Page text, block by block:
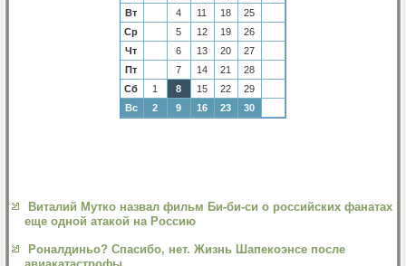
Вт
4 11 18
25
Ср
5 12 19
26
Чт
6 13 20
27
Пт
7 14 21
28
Сб
1 8 15 22
29
Вс
2 9 16 23 30
Виталий Мутко назвал фильм Би-би-си о российских фанатах
еще одной атакой на Россию
Роналдиньо? Спасибо, нет. Жизнь Шапекоэнсе после